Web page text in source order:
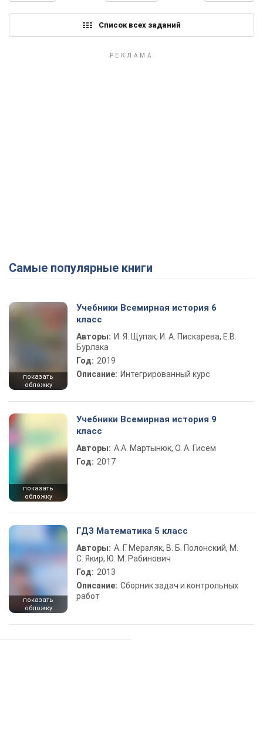
Список всех заданий
Самые популярные книги
показать
обложку
Учебники Всемирная история 6
класс
Авторы: И. Я. Щупак, И. А. Пискарева, Е.В.
Бурлака
Год: 2019
Описание: Интегрированный курс
показать
обложку
Учебники Всемирная история 9
класс
Авторы: А.А. Мартынюк, О. А. Гисем
Год: 2017
показать
обложку
ГДЗ Математика 5 класс
Авторы: А. Г. Мерзляк, В. Б. Полонский, М.
С. Якир, Ю. М. Рабинович
Год: 2013
Описание: Сборник задач и контрольных
работ